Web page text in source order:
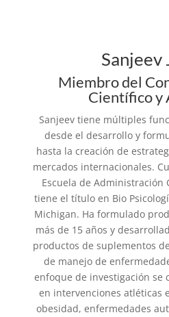
Sanjeev
Miembro del
Científico y
Sanjeev tiene múltiples
desde el desarrollo y
hasta la creación de
mercados internacionales.
Escuela de
tiene el título en Bio
Michigan. Ha formulado
más de 15 años y
productos de suplementos
de manejo de
enfoque de investigación se
en intervenciones atléticas
obesidad, enfermedades